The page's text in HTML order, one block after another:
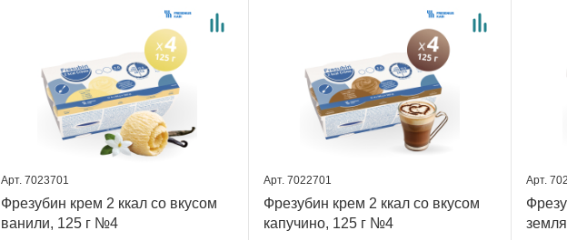
Арт. 7023701
Фрезубин крем 2 ккал со вкусом
ванили, 125 г №4
Арт. 7022701
Фрезубин крем 2 ккал со вкусом
капучино, 125 г №4
Арт.